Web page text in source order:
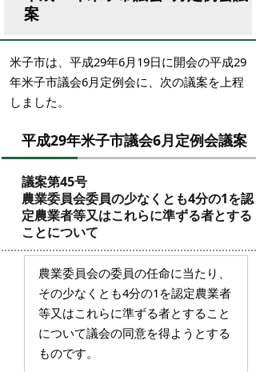
案
米子市は、平成29年6月19日に開会の平成29
年米子市議会6月定例会に、次の議案を上程
しました。
平成29年米子市議会6月定例会議案
議案第45号
農業委員会委員の少なくとも4分の1を認
定農業者等又はこれらに準ずる者とする
ことについて
農業委員会の委員の任命に当たり、
その少なくとも4分の1を認定農業者
等又はこれらに準ずる者とすること
について議会の同意を得ようとする
ものです。